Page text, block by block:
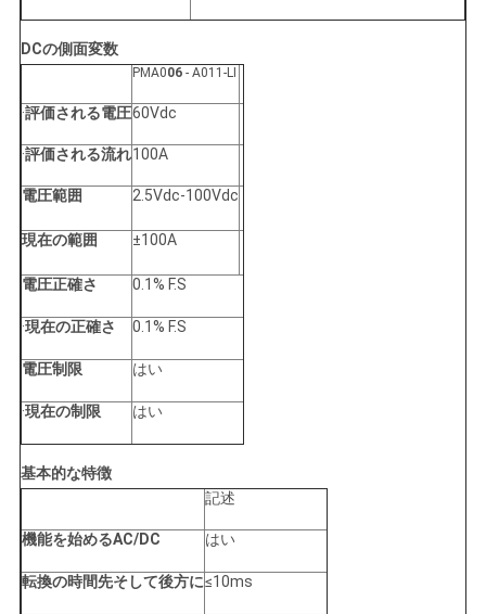
バ
シ
ー
ポ
リ
シ
ー
DCの側面変数
PMA006- A011-LI
·評価される電圧60Vdc
·評価される流れ100A
電圧範囲 2.5Vdc-100Vdc
現在の範囲 ±100A
電圧正確さ 0.1% F.S
·現在の正確さ 0.1% F.S
電圧制限 はい
·現在の制限 はい
基本的な特徴
記述
機能を始めるAC/DC はい
転換の時間先そして後方に≤10ms